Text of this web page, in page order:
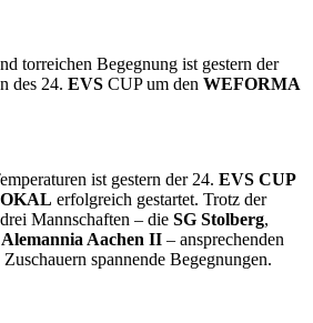
torreichen Begegnung ist gestern der
des 24. EVS CUP um den WEFORMA
ist gestern der 24. EVS CUP
erfolgreich gestartet. Trotz der
Mannschaften – die SG Stolberg,
Alemannia Aachen II – ansprechenden
spannende Begegnungen.